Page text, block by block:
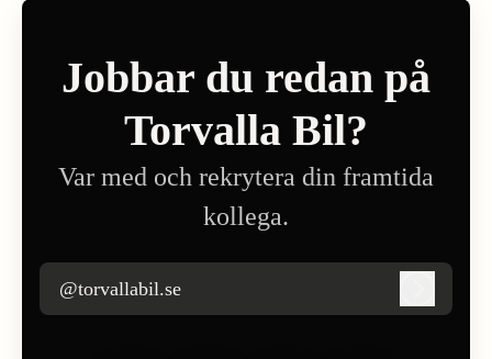
Jobbar du redan på
Torvalla Bil?
Var med och rekrytera din framtida
kollega.
@torvallabil.se